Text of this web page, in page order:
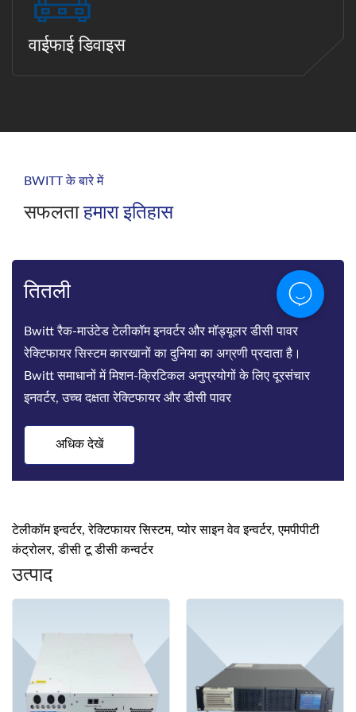
वाईफाई डिवाइस
BWITT के बारे में
सफलताहमारा इतिहास
तितली
Bwitt रैक-माउंटेड टेलीकॉम इनवर्टर और मॉड्यूलर डीसी पावर
रेक्टिफायर सिस्टम कारखानों का दुनिया का अग्रणी प्रदाता है।
Bwitt समाधानों में मिशन-क्रिटिकल अनुप्रयोगों के लिए दूरसंचार
इनवर्टर, उच्च दक्षता रेक्टिफायर और डीसी पावर
अधिक देखें
टेलीकॉम इन्वर्टर, रेक्टिफायर सिस्टम, प्योर साइन वेव इन्वर्टर, एमपीपीटी
कंट्रोलर, डीसी टू डीसी कन्वर्टर
उत्पाद